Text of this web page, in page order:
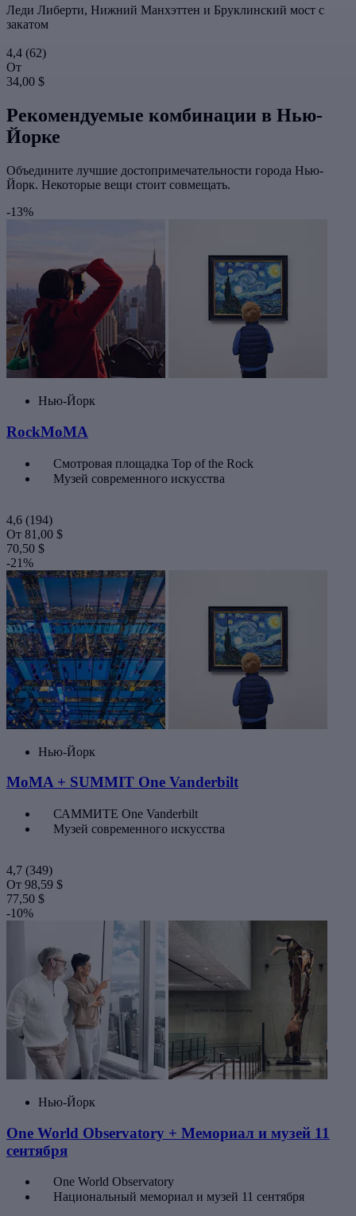
Леди Либерти, Нижний Манхэттен и Бруклинский мост с
закатом
4,4 (62)
От
34,00 $
Рекомендуемые комбинации в Нью-
Йорке
Объедините лучшие достопримечательности города Нью-
Йорк. Некоторые вещи стоит совмещать.
-13%
Нью-Йорк
RockMoMA
Смотровая площадка Top of the Rock
Музей современного искусства
4,6 (194)
От 81,00 $
70,50 $
-21%
Нью-Йорк
MoMA + SUMMIT One Vanderbilt
САММИТЕ One Vanderbilt
Музей современного искусства
4,7 (349)
От 98,59 $
77,50 $
-10%
Нью-Йорк
One World Observatory + Мемориал и музей 11
сентября
One World Observatory
Национальный мемориал и музей 11 сентября